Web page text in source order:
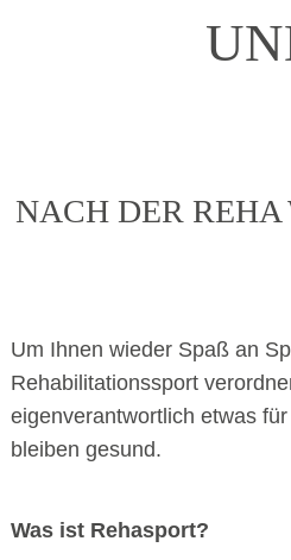
NACH DER
Um Ihnen wieder Spaß an
Rehabilitationssport
eigenverantwortlich etwas
bleiben gesund.
Was ist Rehasport?